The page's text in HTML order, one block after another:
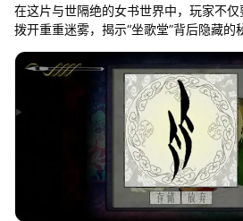
在这片与世隔绝的女书世界中，玩家不
拨开重重迷雾，揭示“坐歌堂”背后隐藏的